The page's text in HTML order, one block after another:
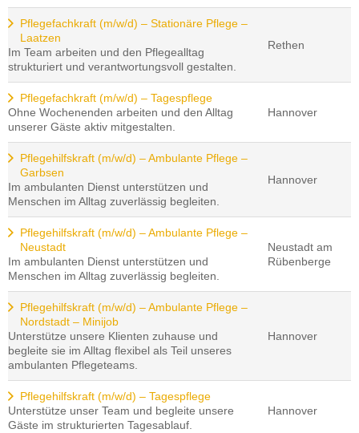
Pflegefachkraft (m/w/d) – Stationäre Pflege –
Laatzen
Im Team arbeiten und den Pflegealltag
strukturiert und verantwortungsvoll gestalten.
Rethen
Pflegefachkraft (m/w/d) – Tagespflege
Ohne Wochenenden arbeiten und den Alltag
unserer Gäste aktiv mitgestalten.
Hannover
Pflegehilfskraft (m/w/d) – Ambulante Pflege –
Garbsen
Im ambulanten Dienst unterstützen und
Menschen im Alltag zuverlässig begleiten.
Hannover
Pflegehilfskraft (m/w/d) – Ambulante Pflege –
Neustadt
Im ambulanten Dienst unterstützen und
Menschen im Alltag zuverlässig begleiten.
Neustadt am
Rübenberge
Pflegehilfskraft (m/w/d) – Ambulante Pflege –
Nordstadt – Minijob
Unterstütze unsere Klienten zuhause und
begleite sie im Alltag flexibel als Teil unseres
ambulanten Pflegeteams.
Hannover
Pflegehilfskraft (m/w/d) – Tagespflege
Unterstütze unser Team und begleite unsere
Gäste im strukturierten Tagesablauf.
Hannover